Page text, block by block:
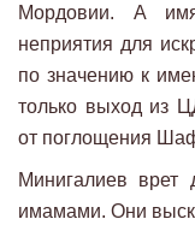
Мордовии. А
неприятия для
по значению к
только выход из
от поглощения
Минигалиев
имамами. Они